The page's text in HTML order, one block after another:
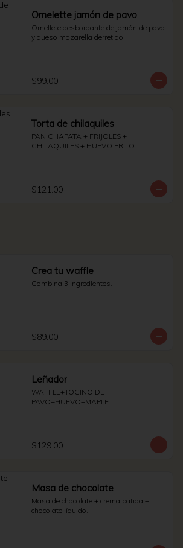
Omelette jamón de pavo
Omellete desbordante de jamón de pavo
y queso mozarella derretido.
$99.00
Torta de chilaquiles
PAN CHAPATA + FRIJOLES +
CHILAQUILES + HUEVO FRITO
$121.00
Crea tu waffle
Combina 3 ingredientes.
$89.00
Leñador
WAFFLE+TOCINO DE
PAVO+HUEVO+MAPLE
$129.00
Masa de chocolate
Masa de chocolate + crema batida +
chocolate líquido.